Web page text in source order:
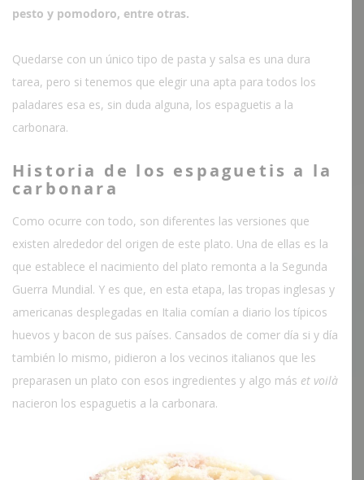
pesto y pomodoro, entre otras.
Quedarse con un único tipo de pasta y salsa es una dura
tarea, pero si tenemos que elegir una apta para todos los
paladares esa es, sin duda alguna, los espaguetis a la
carbonara.
Historia de los espaguetis a la
carbonara
Como ocurre con todo, son diferentes las versiones que
existen alrededor del origen de este plato. Una de ellas es la
que establece el nacimiento del plato remonta a la Segunda
Guerra Mundial. Y es que, en esta etapa, las tropas inglesas y
americanas desplegadas en Italia comían a diario los típicos
huevos y bacon de sus países. Cansados de comer día si y día
también lo mismo, pidieron a los vecinos italianos que les
preparasen un plato con esos ingredientes y algo más et voilà
nacieron los espaguetis a la carbonara.